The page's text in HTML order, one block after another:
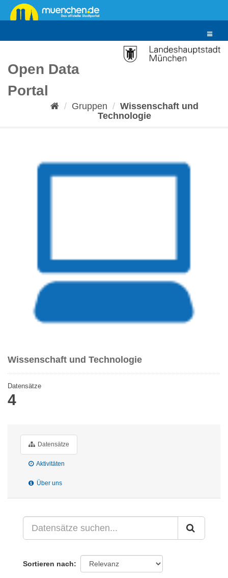
Überspringen
zum
Toggle
Open Data
Portal
Gruppen
Wissenschaft und
Technologie
Wissenschaft und Technologie
Datensätze
4
Datensätze
Aktivitäten
Über uns
Sortieren nach